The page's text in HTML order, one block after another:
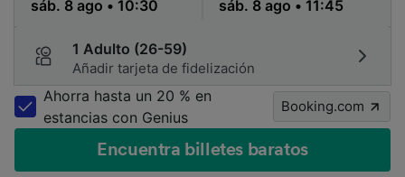
1 Adulto (26-59)
Añadir tarjeta de fidelización
Ahorra hasta un 20 % en
estancias con Genius
Booking.com
Encuentra billetes baratos